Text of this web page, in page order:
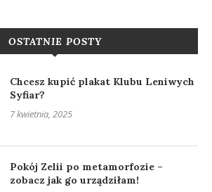
OSTATNIE POSTY
Chcesz kupić plakat Klubu Leniwych
Syfiar?
7 kwietnia, 2025
Pokój Zelii po metamorfozie –
zobacz jak go urządziłam!